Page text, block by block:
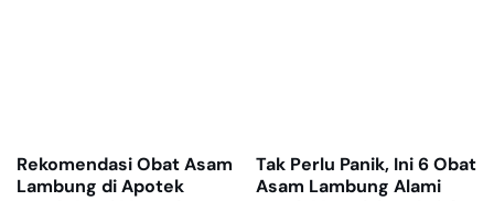
Rekomendasi Obat Asam
Lambung di Apotek
Tak Perlu Panik, Ini 6 Obat
Asam Lambung Alami